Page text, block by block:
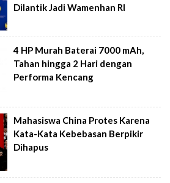
Dilantik Jadi Wamenhan RI
4 HP Murah Baterai 7000 mAh,
Tahan hingga 2 Hari dengan
Performa Kencang
Mahasiswa China Protes Karena
Kata-Kata Kebebasan Berpikir
Dihapus